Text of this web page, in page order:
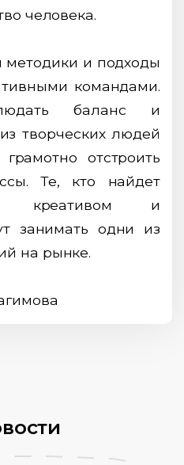
человека.
методики и подходы
командами.
баланс и
творческих людей
отстроить
Те, кто найдет
креативом и
занимать одни из
на рынке.